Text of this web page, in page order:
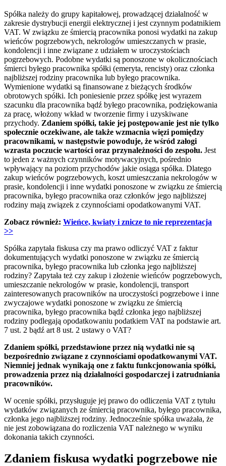
Spółka należy do grupy kapitałowej, prowadzącej działalność w
zakresie dystrybucji energii elektrycznej i jest czynnym podatnikiem
VAT. W związku ze śmiercią pracownika ponosi wydatki na zakup
wieńców pogrzebowych, nekrologów umieszczanych w prasie,
kondolencji i inne związane z udziałem w uroczystościach
pogrzebowych. Podobne wydatki są ponoszone w okolicznościach
śmierci byłego pracownika spółki (emeryta, rencisty) oraz członka
najbliższej rodziny pracownika lub byłego pracownika.
Wymienione wydatki są finansowane z bieżących środków
obrotowych spółki. Ich poniesienie przez spółkę jest wyrazem
szacunku dla pracownika bądź byłego pracownika, podziękowania
za pracę, włożony wkład w tworzenie firmy i uzyskiwane
przychody. Zdaniem spółki, takie jej postępowanie jest nie tylko
społecznie oczekiwane, ale także wzmacnia więzi pomiędzy
pracownikami, w następstwie powoduje, że wśród załogi
wzrasta poczucie wartości oraz przynależności do zespołu. Jest
to jeden z ważnych czynników motywacyjnych, pośrednio
wpływający na poziom przychodów jakie osiąga spółka. Dlatego
zakup wieńców pogrzebowych, koszt umieszczania nekrologów w
prasie, kondolencji i inne wydatki ponoszone w związku ze śmiercią
pracownika, byłego pracownika oraz członków jego najbliższej
rodziny mają związek z czynnościami opodatkowanymi VAT.
Zobacz również: Wieńce, kwiaty i znicze to nie reprezentacja
>>
Spółka zapytała fiskusa czy ma prawo odliczyć VAT z faktur
dokumentujących wydatki ponoszone w związku ze śmiercią
pracownika, byłego pracownika lub członka jego najbliższej
rodziny? Zapytała też czy zakup i złożenie wieńców pogrzebowych,
umieszczanie nekrologów w prasie, kondolencji, transport
zainteresowanych pracowników na uroczystości pogrzebowe i inne
zwyczajowe wydatki ponoszone w związku ze śmiercią
pracownika, byłego pracownika bądź członka jego najbliższej
rodziny podlegają opodatkowaniu podatkiem VAT na podstawie art.
7 ust. 2 bądź art 8 ust. 2 ustawy o VAT?
Zdaniem spółki, przedstawione przez nią wydatki nie są
bezpośrednio związane z czynnościami opodatkowanymi VAT.
Niemniej jednak wynikają one z faktu funkcjonowania spółki,
prowadzenia przez nią działalności gospodarczej i zatrudniania
pracowników.
W ocenie spółki, przysługuje jej prawo do odliczenia VAT z tytułu
wydatków związanych ze śmiercią pracownika, byłego pracownika,
członka jego najbliższej rodziny. Jednocześnie spółka uważała, że
nie jest zobowiązana do rozliczenia VAT należnego w wyniku
dokonania takich czynności.
Zdaniem fiskusa wydatki pogrzebowe nie